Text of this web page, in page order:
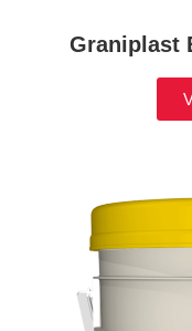
Graniplast